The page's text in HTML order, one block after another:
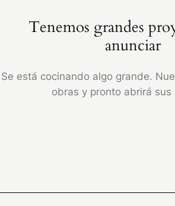
Tenemos grandes
anunciar
Se está cocinando algo grande.
obras y pronto abrirá sus